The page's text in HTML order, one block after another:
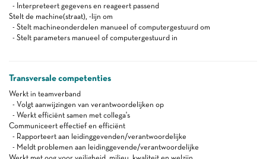
- Interpreteert gegevens en reageert passend
Stelt de machine(straat), -lijn om
- Stelt machineonderdelen manueel of computergestuurd om
- Stelt parameters manueel of computergestuurd in
Transversale competenties
Werkt in teamverband
- Volgt aanwijzingen van verantwoordelijken op
- Werkt efficiënt samen met collega's
Communiceert effectief en efficiënt
- Rapporteert aan leidinggevenden/verantwoordelijke
- Meldt problemen aan leidinggevende/verantwoordelijke